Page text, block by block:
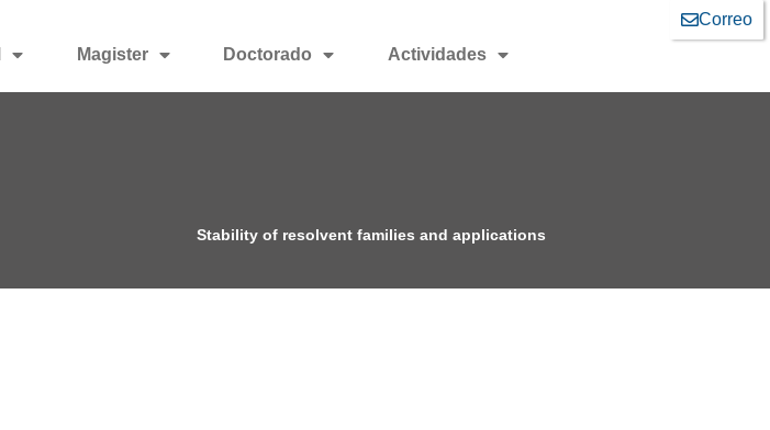
Correo
Magister Doctorado Actividades
Stability of resolvent families and applications